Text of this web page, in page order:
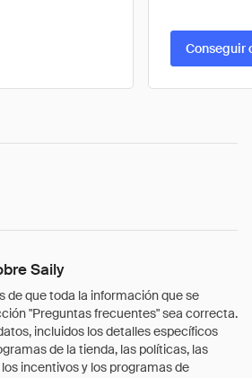
Conseguir
Saily
de que toda la información que se
"Preguntas frecuentes" sea correcta.
incluidos los detalles específicos
de la tienda, las políticas, las
incentivos y los programas de